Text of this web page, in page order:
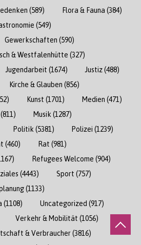
(589) Flora & Fauna (384)
(549)
Gewerkschaften (590)
& Westfalenhütte (327)
Jugendarbeit (1674) Justiz(488)
Kirche & Glauben (856)
Kunst (1701) Medien (471)
(811) Musik (1287)
Politik (5381) Polizei (1239)
(460) Rat (981)
Refugees Welcome (904)
(4443) Sport (757)
(1133)
(1108) Uncategorized (917)
Verkehr & Mobilität (1056)
& Verbraucher(3816)